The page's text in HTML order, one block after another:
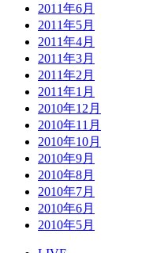
2011年6月
2011年5月
2011年4月
2011年3月
2011年2月
2011年1月
2010年12月
2010年11月
2010年10月
2010年9月
2010年8月
2010年7月
2010年6月
2010年5月